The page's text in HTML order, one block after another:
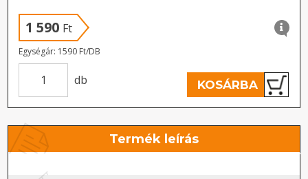
1 590 Ft
Egységár: 1590 Ft/DB
db KOSÁRBA
Termék leírás